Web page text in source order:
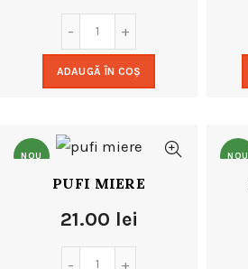
ADAUGĂ ÎN COȘ
NOU
PUFI MIERE
21.00 lei
NOU